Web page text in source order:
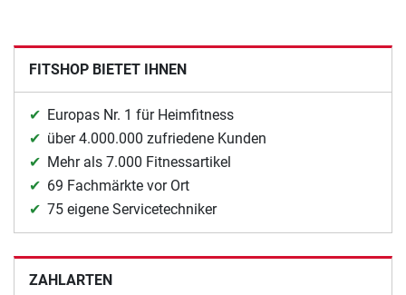
FITSHOP BIETET IHNEN
Europas Nr. 1 für Heimfitness
über 4.000.000 zufriedene Kunden
Mehr als 7.000 Fitnessartikel
69 Fachmärkte vor Ort
75 eigene Servicetechniker
ZAHLARTEN